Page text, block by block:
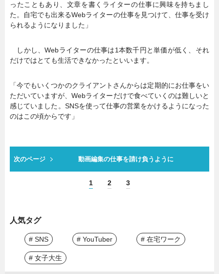
ったこともあり、文章を書くライターの仕事に興味を持ちまし
た。自宅でも出来るWebライターの仕事を見つけて、仕事を受け
られるようになりました」
しかし、Webライターの仕事は1本数千円と単価が低く、それ
だけではとても生活できなかったといいます。
「今でもいくつかのクライアントさんからは定期的にお仕事をい
ただいていますが、Webライターだけで食べていくのは難しいと
感じていました。SNSを使って仕事の営業をかけるようになった
のはこの頃からです」
次のページ 動画編集の仕事を請け負うように
1 2 3
人気タグ
# SNS # YouTuber # 在宅ワーク
# 女子大生